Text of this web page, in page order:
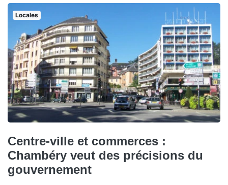
Locales
Centre-ville et commerces :
Chambéry veut des précisions du
gouvernement